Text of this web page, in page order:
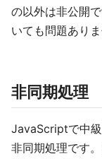
の以外は非公開
いても問題ありま
非同期処理
JavaScriptで中
非同期処理です